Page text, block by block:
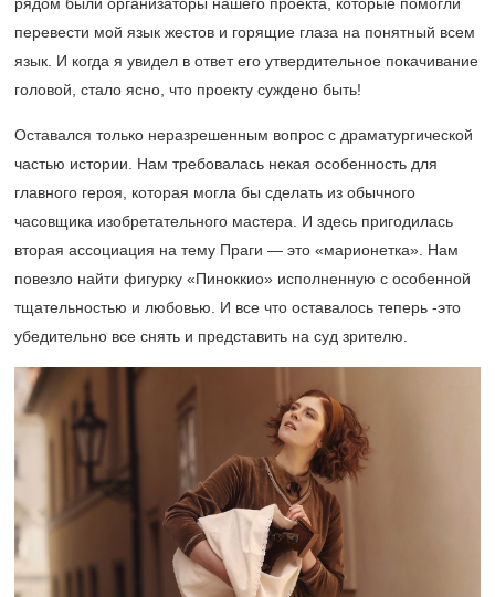
рядом были организаторы нашего проекта, которые помогли
перевести мой язык жестов и горящие глаза на понятный всем
язык. И когда я увидел в ответ его утвердительное покачивание
головой, стало ясно, что проекту суждено быть!
Оставался только неразрешенным вопрос с драматургической
частью истории. Нам требовалась некая особенность для
главного героя, которая могла бы сделать из обычного
часовщика изобретательного мастера. И здесь пригодилась
вторая ассоциация на тему Праги — это «марионетка». Нам
повезло найти фигурку «Пиноккио» исполненную с особенной
тщательностью и любовью. И все что оставалось теперь -это
убедительно все снять и представить на суд зрителю.